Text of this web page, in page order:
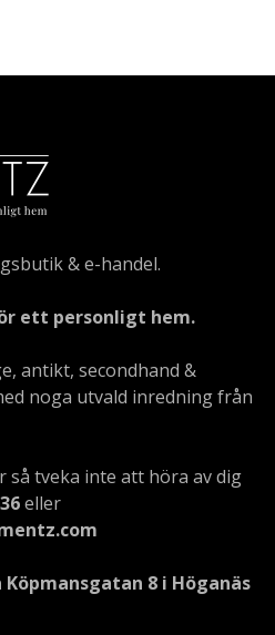
& e-handel.
ett personligt hem.
antikt, secondhand &
noga utvald inredning från
så tveka inte att höra av dig
eller
8 i Höganäs